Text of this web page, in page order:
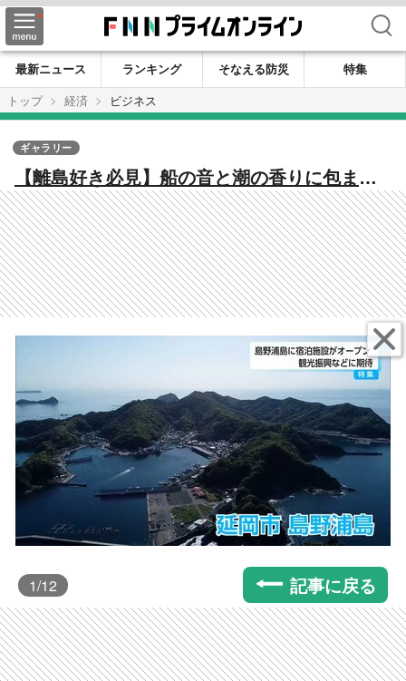
検索
最新ニュース ランキング そなえる防災
特集
トップ
経済 ビジネス
【離島好き必見】船の音と潮の香りに包まれ
る非日常。延岡・島野浦島にオープンした
「アイランドベースシマミ」が繋ぐ、島民と
旅人の新しい出会い
ギャラリー
1/12 記事に戻る